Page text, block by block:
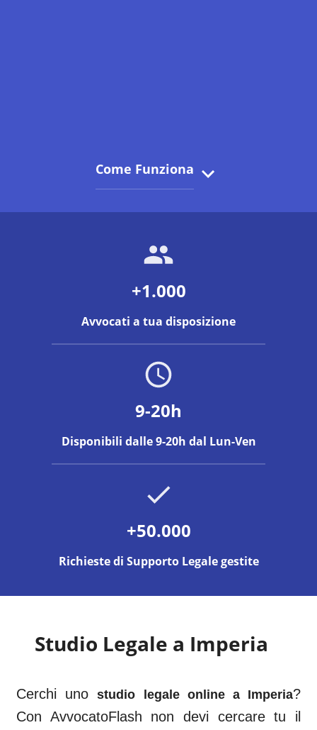
Come Funziona
+1.000
Avvocati a tua disposizione
9-20h
Disponibili dalle 9-20h dal Lun-Ven
+50.000
Richieste di Supporto Legale gestite
Studio Legale a Imperia
Cerchi uno studio legale online a Imperia?
Con AvvocatoFlash non devi cercare tu il